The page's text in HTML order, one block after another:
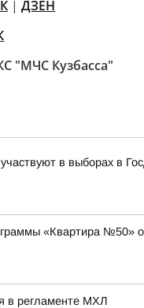
| ДЗЕН
"МЧС Кузбасса"
в выборах в
«Квартира №50»
в регламенте МХЛ